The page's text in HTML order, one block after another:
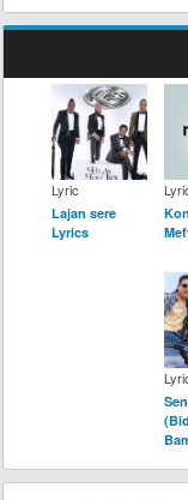
Lyric
Lajan sere
Lyrics